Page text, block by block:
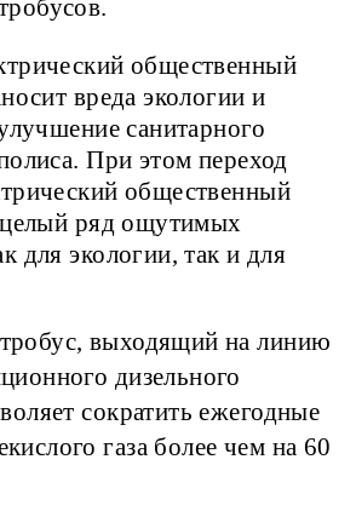
общественный
вреда экологии и
санитарного
При этом переход
общественный
целый ряд ощутимых
для экологии, так и для
выходящий на линию
дизельного
сократить ежегодные
газа более чем на 60